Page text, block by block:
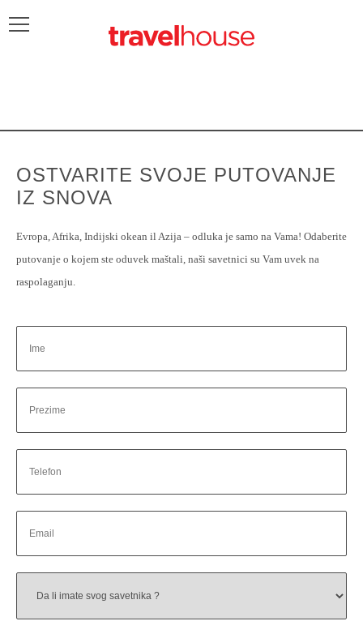
OSTVARITE SVOJE PUTOVANJE
IZ SNOVA
Evropa, Afrika, Indijski okean il Azija – odluka je samo na Vama! Odaberite
putovanje o kojem ste oduvek maštali, naši savetnici su Vam uvek na
raspolaganju.
Please leave this field empty.